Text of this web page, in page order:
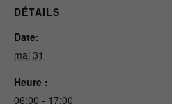
DÉTAILS
Date:
mai 31
Heure :
06:00 - 17:00